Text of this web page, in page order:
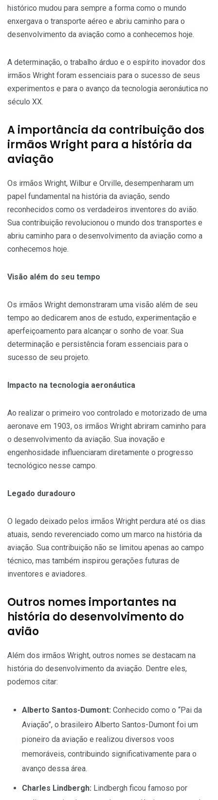
histórico mudou para sempre a forma como o mundo
enxergava o transporte aéreo e abriu caminho para o
desenvolvimento da aviação como a conhecemos hoje.
A determinação, o trabalho árduo e o espírito inovador dos
irmãos Wright foram essenciais para o sucesso de seus
experimentos e para o avanço da tecnologia aeronáutica no
século XX.
A importância da contribuição dos
irmãos Wright para a história da
aviação
Os irmãos Wright, Wilbur e Orville, desempenharam um
papel fundamental na história da aviação, sendo
reconhecidos como os verdadeiros inventores do avião.
Sua contribuição revolucionou o mundo dos transportes e
abriu caminho para o desenvolvimento da aviação como a
conhecemos hoje.
Visão além do seu tempo
Os irmãos Wright demonstraram uma visão além de seu
tempo ao dedicarem anos de estudo, experimentação e
aperfeiçoamento para alcançar o sonho de voar. Sua
determinação e persistência foram essenciais para o
sucesso de seu projeto.
Impacto na tecnologia aeronáutica
Ao realizar o primeiro voo controlado e motorizado de uma
aeronave em 1903, os irmãos Wright abriram caminho para
o desenvolvimento da aviação. Sua inovação e
engenhosidade influenciaram diretamente o progresso
tecnológico nesse campo.
Legado duradouro
O legado deixado pelos irmãos Wright perdura até os dias
atuais, sendo reverenciado como um marco na história da
aviação. Sua contribuição não se limitou apenas ao campo
técnico, mas também inspirou gerações futuras de
inventores e aviadores.
Outros nomes importantes na
história do desenvolvimento do
avião
Além dos irmãos Wright, outros nomes se destacam na
história do desenvolvimento da aviação. Dentre eles,
podemos citar:
Alberto Santos-Dumont: Conhecido como o “Pai da
Aviação”, o brasileiro Alberto Santos-Dumont foi um
pioneiro da aviação e realizou diversos voos
memoráveis, contribuindo significativamente para o
avanço dessa área.
Charles Lindbergh: Lindbergh ficou famoso por